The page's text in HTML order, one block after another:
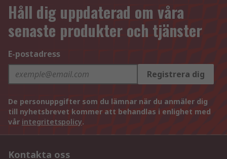
Håll dig uppdaterad om våra
senaste produkter och tjänster
E-postadress
Registrera dig
De personuppgifter som du lämnar när du anmäler dig
till nyhetsbrevet kommer att behandlas i enlighet med
vår integritetspolicy.
Kontakta oss